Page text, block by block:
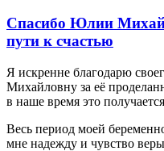
Спасибо Юлии
пути к счастью
Я искренне благодарю
Михайловну за её
в наше время это
Весь период моей
мне надежду и чувство